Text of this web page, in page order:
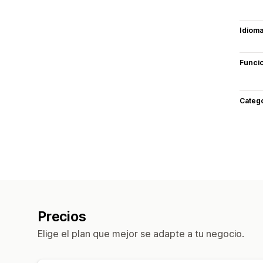
Precios
Elige el plan que mejor se adapte a tu negocio.